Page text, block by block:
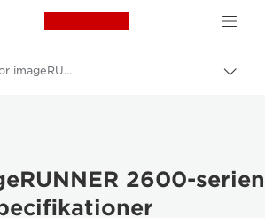
Canon Logo, back
Skift
Printere og faxmaskiner til erhverv
Specifikationer for imageRUNNER 2600-serien
2600-serien